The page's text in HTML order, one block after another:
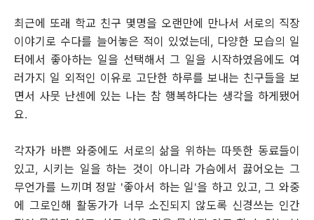
최근에 또래 학교 친구 몇명을 오랜만에 만나서 서로의 직장
이야기로 수다를 늘어놓은 적이 있었는데, 다양한 모습의 일
터에서 좋아하는 일을 선택해서 그 일을 시작하였음에도 여
러가지 일 외적인 이유로 고단한 하루를 보내는 친구들을 보
면서 사뭇 난센에 있는 나는 참 행복하다는 생각을 하게됐어
요.
각자가 바쁜 와중에도 서로의 삶을 위하는 따뜻한 동료들이
있고, 시키는 일을 하는 것이 아니라 가슴에서 끓어오는 그
무언가를 느끼며 정말 '좋아서 하는 일'을 하고 있고, 그 와중
에 그로인해 활동가가 너무 소진되지 않도록 신경쓰는 인간